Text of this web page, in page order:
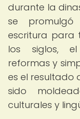
durante la
se
escritura para
los siglos,
reformas y
es el resultado
sido
culturales y